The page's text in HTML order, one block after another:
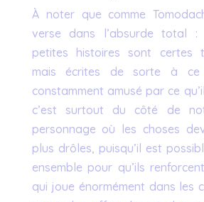
À noter que comme
verse dans l’absurde total :
petites histoires sont certes
mais écrites de sorte à ce
constamment amusé par ce
c’est surtout du côté de
personnage où les choses
plus drôles, puisqu’il est
ensemble pour qu’ils
qui joue énormément dans les